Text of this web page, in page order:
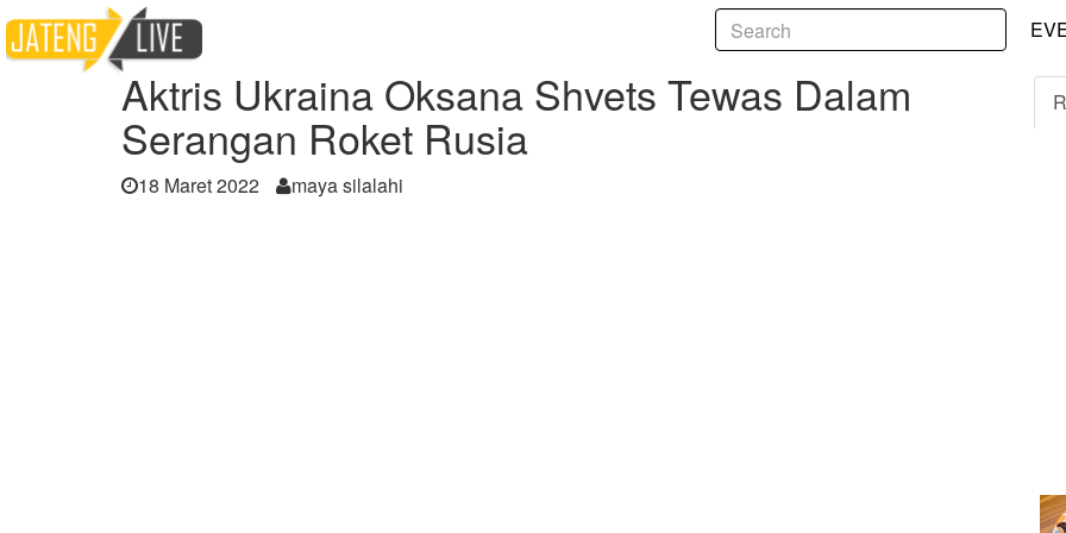
Home Aktris Ukraina Oksana Shvets Tewas Dalam Serangan Roket Rusia
Aktris Ukraina Oksana Shvets Tewas Dalam
Serangan Roket Rusia
18 Maret 2022 maya silalahi